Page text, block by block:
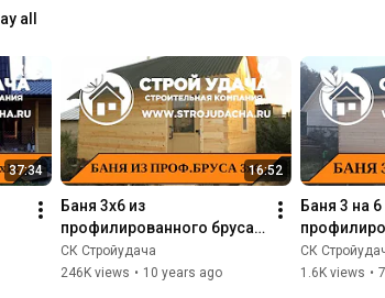
all
37:34 16:52
Баня 3х6 из
профилированного бруса
от СК-Стройудача
СК Стройудача
246K views • 10 years ago
Баня 3 на 6
под ключ
СК
1.6K views •